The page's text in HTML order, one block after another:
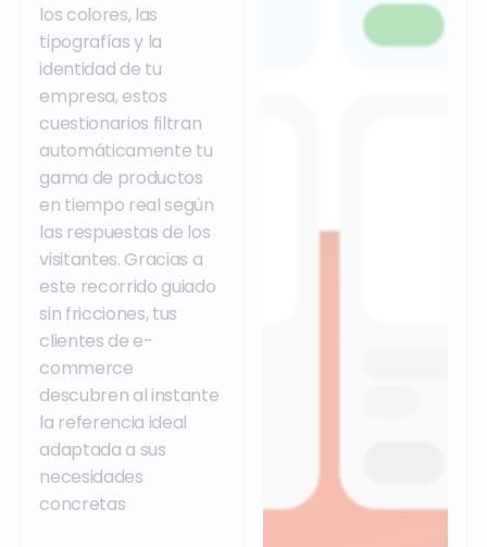
los colores, las
tipografías y la
identidad de tu
empresa, estos
cuestionarios filtran
automáticamente tu
gama de productos
en tiempo real según
las respuestas de los
visitantes. Gracias a
este recorrido guiado
sin fricciones, tus
clientes de e-
commerce
descubren al instante
la referencia ideal
adaptada a sus
necesidades
concretas